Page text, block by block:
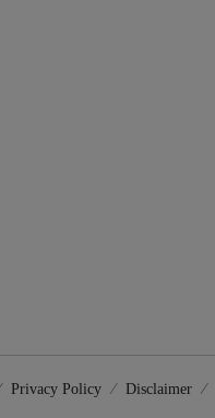
Privacy Policy Disclaimer